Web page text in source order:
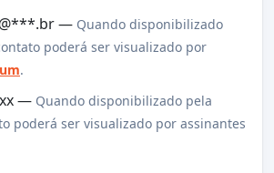
— Quando disponibilizado
poderá ser visualizado por
.
— Quando disponibilizado pela
poderá ser visualizado por assinantes